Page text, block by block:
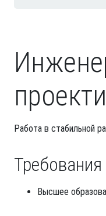
Работа в стабильной
Высшее